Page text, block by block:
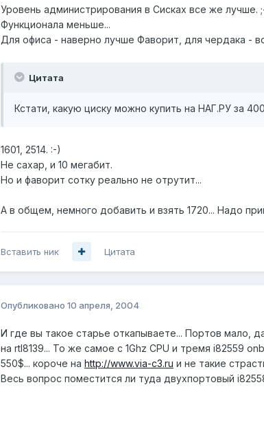
Уровень администрирования в Сисках все же лучше.
Функционала меньше...
Для офиса - наверно лучше Фаворит, для чердака -
Цитата
Кстати, какую циску можно купить на НАГ.РУ за
1601, 2514. :-)
Не сахар, и 10 мегабит.
Но и фаворит сотку реально не отрутит...
А в общем, немного добавить и взять 1720... Надо
Вставить ник Цитата
Опубликовано 10 апреля, 2004
И где вы такое старье откапываете... Портов мало,
на rtl8139... То же самое с 1Ghz CPU и тремя i82559
550$... короче на http://www.via-c3.ru и не такие
Весь вопрос поместится ли туда двухпортовый